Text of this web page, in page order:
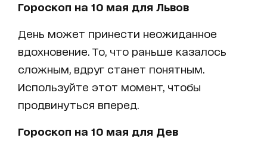
Гороскоп на 10 мая для Львов
День может принести неожиданное
вдохновение. То, что раньше казалось
сложным, вдруг станет понятным.
Используйте этот момент, чтобы
продвинуться вперед.
Гороскоп на 10 мая для Дев